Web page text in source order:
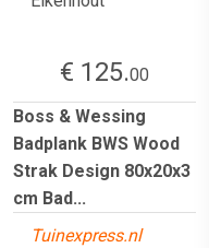
€ 125.00
Boss & Wessing
Badplank BWS Wood
Strak Design 80x20x3
cm Bad...
Tuinexpress.nl